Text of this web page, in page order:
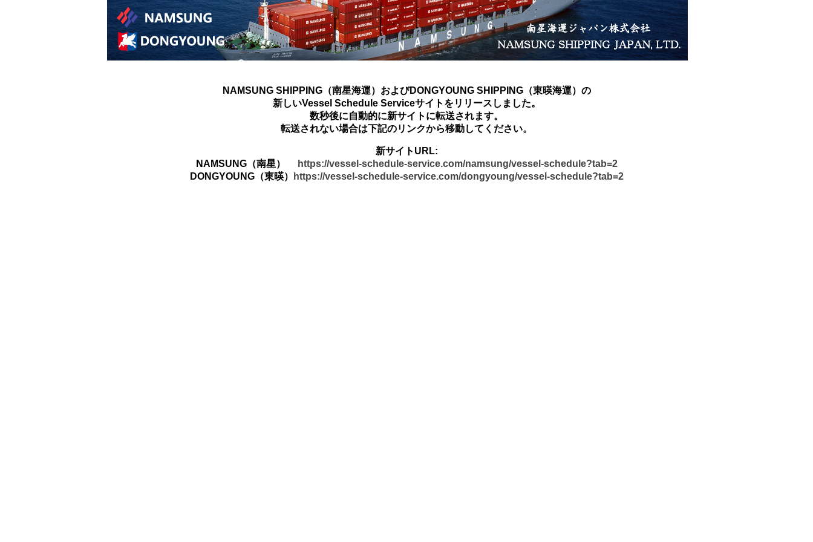
NAMSUNG SHIPPING（南星海運）およびDONGYOUNG SHIPPING（東暎海運）の
新しいVessel Schedule Serviceサイトをリリースしました。
数秒後に自動的に新サイトに転送されます。
転送されない場合は下記のリンクから移動してください。
新サイトURL:
NAMSUNG（南星）
https://vessel-schedule-service.com/namsung/vessel-schedule?tab=2
DONGYOUNG（東暎）
https://vessel-schedule-service.com/dongyoung/vessel-schedule?tab=2